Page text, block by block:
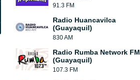
91.3 FM
Radio Huancavilca
(Guayaquil)
830 AM
Radio Rumba Network FM
(Guayaquil)
107.3 FM